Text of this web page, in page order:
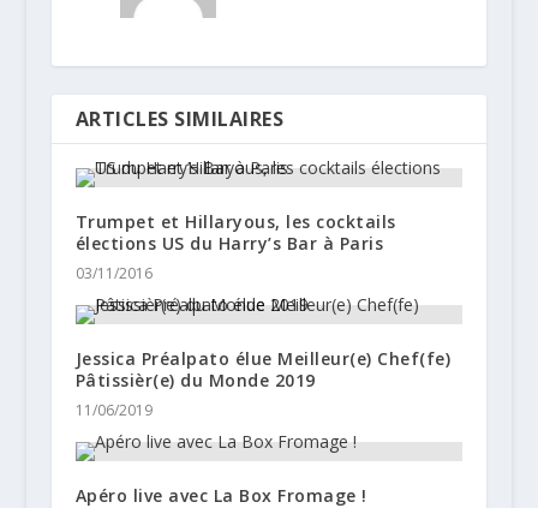
ARTICLES SIMILAIRES
Trumpet et Hillaryous, les cocktails
élections US du Harry’s Bar à Paris
03/11/2016
Jessica Préalpato élue Meilleur(e) Chef(fe)
Pâtissièr(e) du Monde 2019
11/06/2019
Apéro live avec La Box Fromage !